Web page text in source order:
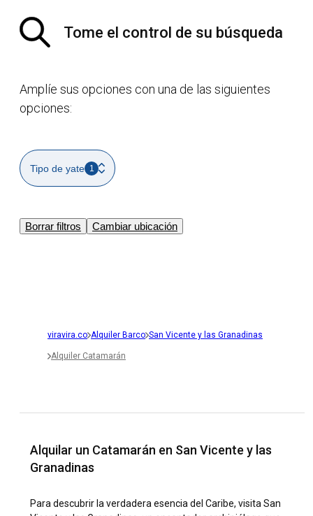
Tome el control de su búsqueda
Amplíe sus opciones con una de las siguientes
opciones:
Tipo de yate 1
Borrar filtros Cambiar ubicación
viravira.co Alquiler Barco San Vicente y las Granadinas
Alquiler Catamarán
Alquilar un Catamarán en San Vicente y las
Granadinas
Para descubrir la verdadera esencia del Caribe, visita San